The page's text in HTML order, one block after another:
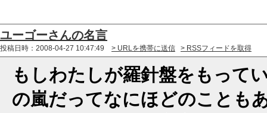
ユーゴーさんの名言
投稿日時：2008-04-27 10:47:49 > URLを携帯に送信 > RSSフィードを取得
もしわたしが羅針盤をもって
の嵐だってなにほどのことも